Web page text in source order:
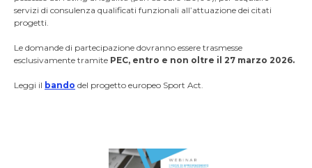
servizi di consulenza qualificati funzionali all’attuazione dei citati
progetti.
Le domande di partecipazione dovranno essere trasmesse
esclusivamente tramite PEC, entro e non oltre il 27 marzo 2026.
Leggi il bando del progetto europeo Sport Act.